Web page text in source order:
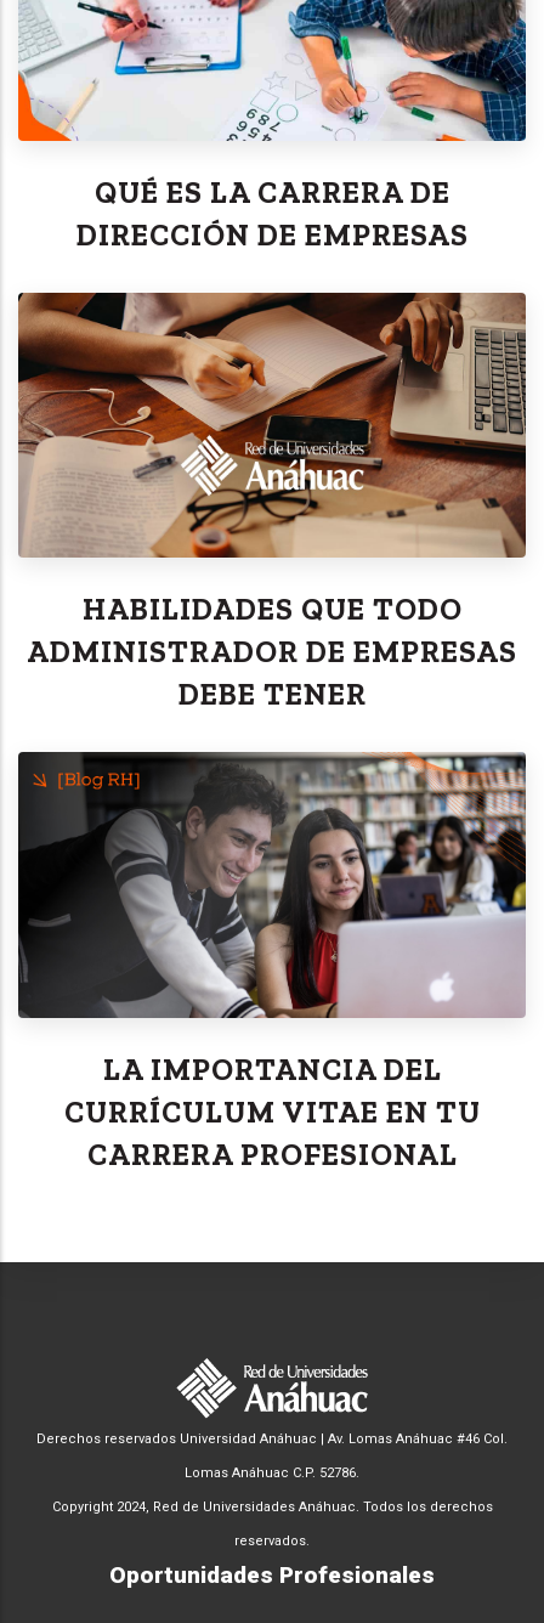
QUÉ ES LA CARRERA DE
DIRECCIÓN DE EMPRESAS
HABILIDADES QUE TODO
ADMINISTRADOR DE EMPRESAS
DEBE TENER
LA IMPORTANCIA DEL
CURRÍCULUM VITAE EN TU
CARRERA PROFESIONAL
Derechos reservados Universidad Anáhuac | Av. Lomas Anáhuac #46 Col.
Lomas Anáhuac C.P. 52786.
Copyright 2024, Red de Universidades Anáhuac. Todos los derechos
reservados.
Oportunidades Profesionales